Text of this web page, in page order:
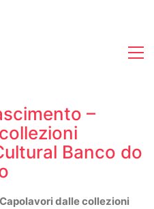
–
Banco do
dalle collezioni